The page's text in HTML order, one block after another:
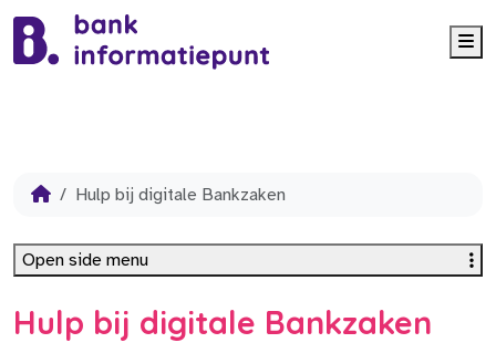
Hulp bij digitale Bankzaken
Hulp bij digitale Bankzaken
Open side menu